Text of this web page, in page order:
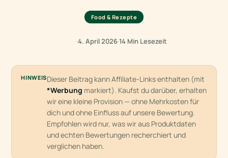
Food & Rezepte
·4. April 2026·14 Min Lesezeit
HINWEISDieser Beitrag kann Affiliate-Links enthalten (mit
*Werbung markiert). Kaufst du darüber, erhalten
wir eine kleine Provision — ohne Mehrkosten für
dich und ohne Einfluss auf unsere Bewertung.
Empfohlen wird nur, was wir aus Produktdaten
und echten Bewertungen recherchiert und
verglichen haben.